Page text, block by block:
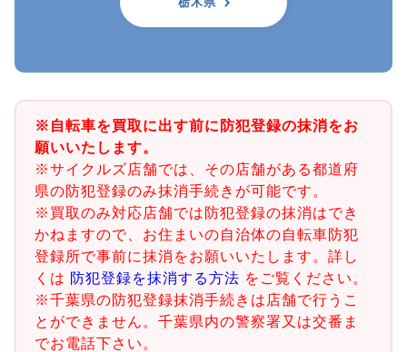
※自転車を買取に出す前に防犯登録の抹消をお
願いいたします。
※サイクルズ店舗では、その店舗がある都道府
県の防犯登録のみ抹消手続きが可能です。
※買取のみ対応店舗では防犯登録の抹消はでき
かねますので、お住まいの自治体の自転車防犯
登録所で事前に抹消をお願いいたします。詳し
くは 防犯登録を抹消する方法 をご覧ください。
※千葉県の防犯登録抹消手続きは店舗で行うこ
とができません。千葉県内の警察署又は交番ま
でお電話下さい。